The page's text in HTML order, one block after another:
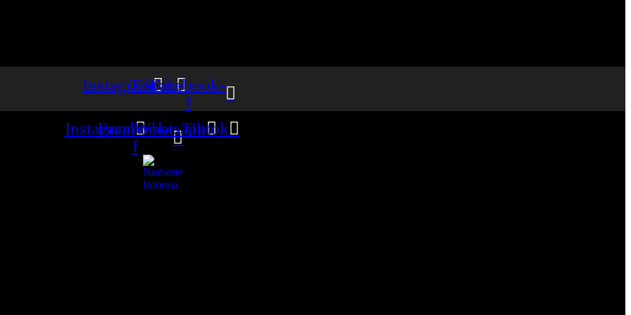
InstagramTiktok
Facebook-
f
Instagram
Facebook-
f
WhatsappTiktok